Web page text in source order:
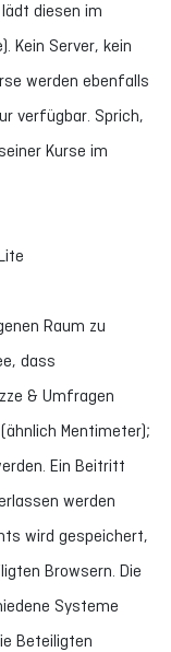
diesen im
Kein Server, kein
werden ebenfalls
verfügbar. Sprich,
Kurse im
Raum zu
dass
& Umfragen
Mentimeter);
Ein Beitritt
werden
wird gespeichert,
Browsern. Die
Systeme
Beteiligten